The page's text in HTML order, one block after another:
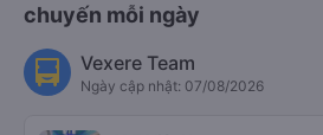
chuyến mỗi ngày
Vexere Team
Ngày cập nhật: 07/08/2026